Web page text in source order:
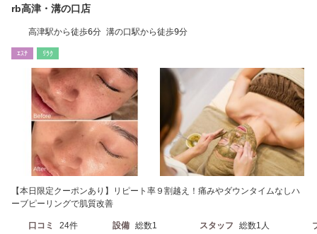
rb高津・溝の口店
高津駅から徒歩6分 溝の口駅から徒歩9分
ｴｽﾃ ﾘﾗｸ
【本日限定クーポンあり】リピート率９割越え！痛みやダウンタイムなしハ
ーブピーリングで肌質改善
口コミ 24件 設備 総数1 スタッフ 総数1人